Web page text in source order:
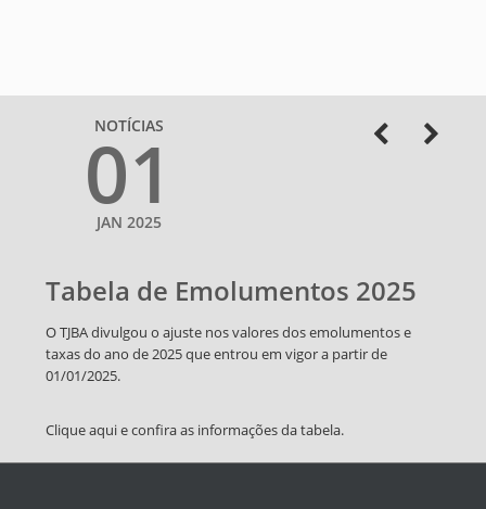
NOTÍCIAS
01
JAN 2025
Tabela de Emolumentos 2025
O TJBA divulgou o ajuste nos valores dos emolumentos e
taxas do ano de 2025 que entrou em vigor a partir de
01/01/2025.
Clique aqui e confira as informações da tabela.